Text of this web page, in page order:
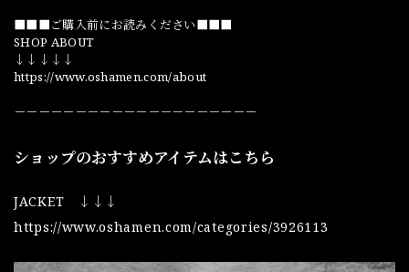
■■■ご購入前にお読みください■■■
SHOP ABOUT
↓↓↓↓↓
https://www.oshamen.com/about
－－－－－－－－－－－－－－－－－－－－
ショップのおすすめアイテムはこちら
JACKET ↓↓↓
https://www.oshamen.com/categories/3926113